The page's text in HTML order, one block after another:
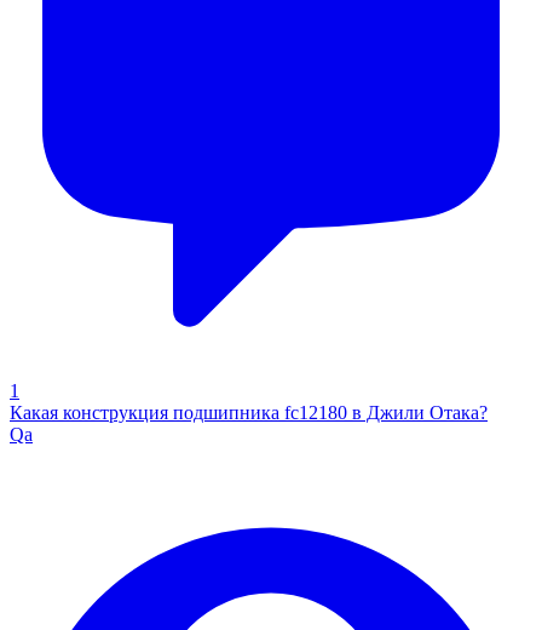
1
Какая конструкция подшипника fc12180 в Джили Отака?
Qa